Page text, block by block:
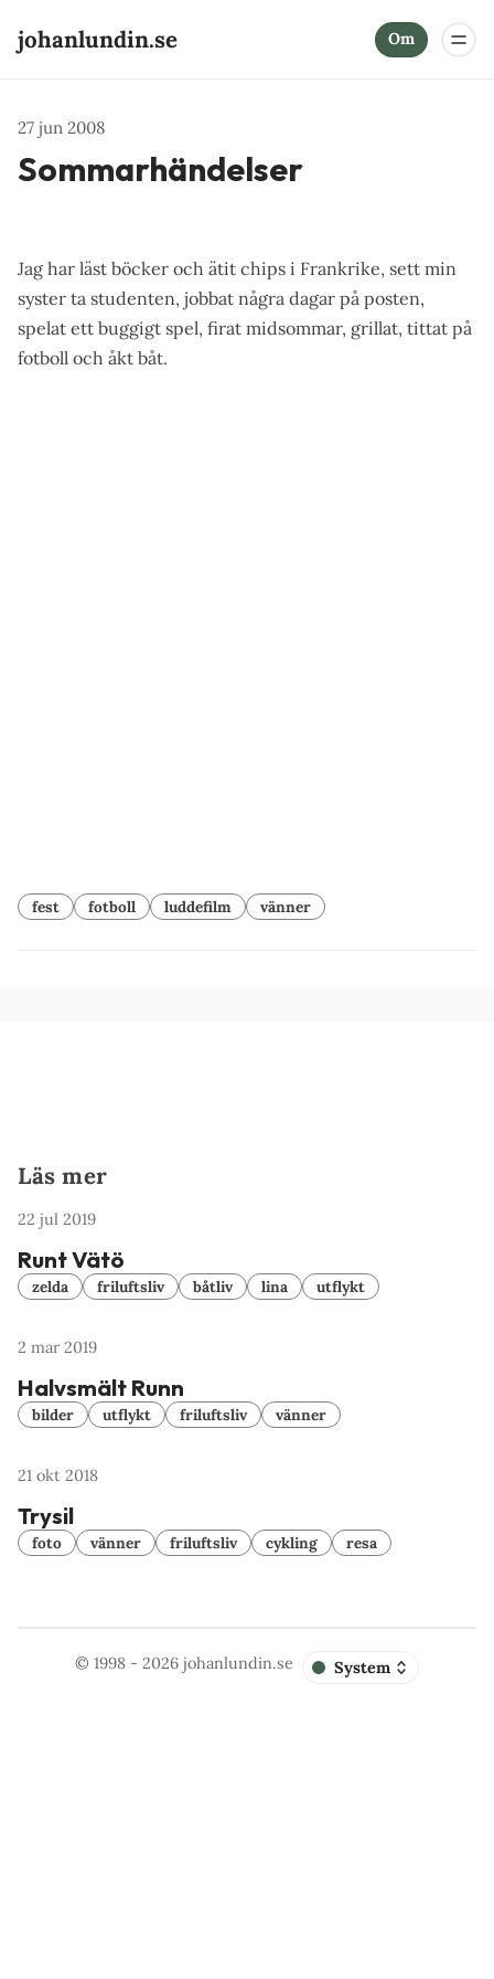
johanlundin.se Om
27 jun 2008
Sommarhändelser
Jag har läst böcker och ätit chips i Frankrike, sett min
syster ta studenten, jobbat några dagar på posten,
spelat ett buggigt spel, firat midsommar, grillat, tittat på
fotboll och åkt båt.
fest fotboll luddefilm vänner
Läs mer
22 jul 2019
Runt Vätö
zelda friluftsliv båtliv lina utflykt
2 mar 2019
Halvsmält Runn
bilder utflykt friluftsliv vänner
21 okt 2018
Trysil
foto vänner friluftsliv cykling resa
© 1998 - 2026johanlundin.se